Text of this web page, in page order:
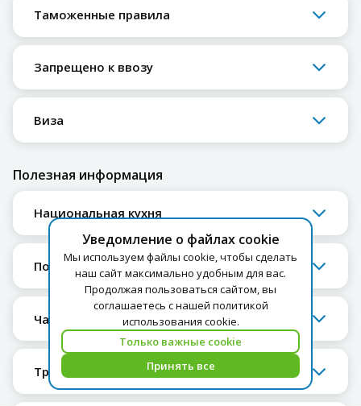
Таможенные правила
Запрещено к ввозу
Виза
Полезная информация
Национальная кухня
Покупки
Чаевые
Транспорт
Уведомление о файлах cookie
Мы используем файлы cookie, чтобы сделать
наш сайт максимально удобным для вас.
Продолжая пользоваться сайтом, вы
соглашаетесь с нашей политикой
использования cookie.
Только важные cookie
Принять все